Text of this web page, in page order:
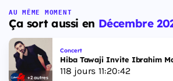
AU MÊME MOMENT
Ça sort aussi en Décembre
+2 autres
Concert
Hiba Tawaji Invite Ibrahim
118 jours 11:20:41